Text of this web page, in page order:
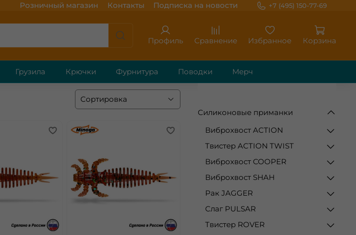
Розничный магазин Контакты Подписка на новости +7 (495) 150-77-69
Профиль Сравнение Избранное Корзина
Грузила Крючки Фурнитура Поводки Мерч
Силиконовые приманки
Виброхвост ACTION
Твистер AСTION TWIST
Виброхвост COOPER
Виброхвост SHAH
Рак JAGGER
Слаг PULSAR
Твистер ROVER